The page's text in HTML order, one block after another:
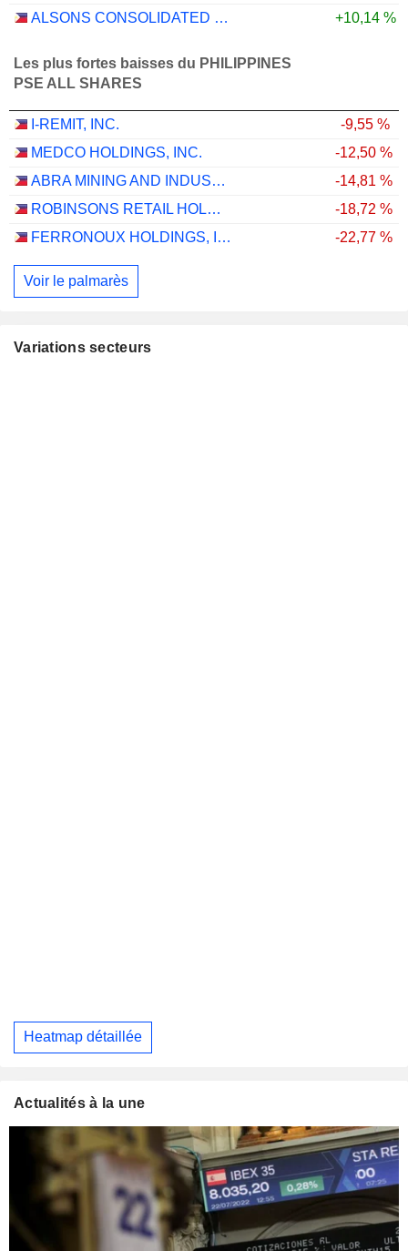
ALSONS CONSOLIDATED RESOURCES, INC. +10,14 %
Les plus fortes baisses du PHILIPPINES
PSE ALL SHARES
I-REMIT, INC.
-9,55 %
MEDCO HOLDINGS, INC.
-12,50 %
ABRA MINING AND INDUSTRIAL CORPORATION
-14,81 %
ROBINSONS RETAIL HOLDINGS, INC.
-18,72 %
FERRONOUX HOLDINGS, INC.
-22,77 %
Voir le palmarès
Variations secteurs
Heatmap détaillée
Actualités à la une